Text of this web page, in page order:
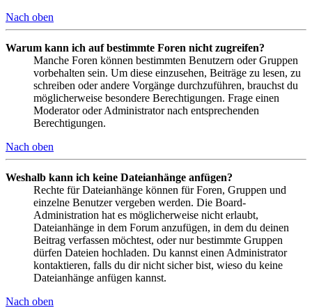
Nach oben
Warum kann ich auf bestimmte Foren nicht zugreifen?
Manche Foren können bestimmten Benutzern oder Gruppen
vorbehalten sein. Um diese einzusehen, Beiträge zu lesen, zu
schreiben oder andere Vorgänge durchzuführen, brauchst du
möglicherweise besondere Berechtigungen. Frage einen
Moderator oder Administrator nach entsprechenden
Berechtigungen.
Nach oben
Weshalb kann ich keine Dateianhänge anfügen?
Rechte für Dateianhänge können für Foren, Gruppen und
einzelne Benutzer vergeben werden. Die Board-
Administration hat es möglicherweise nicht erlaubt,
Dateianhänge in dem Forum anzufügen, in dem du deinen
Beitrag verfassen möchtest, oder nur bestimmte Gruppen
dürfen Dateien hochladen. Du kannst einen Administrator
kontaktieren, falls du dir nicht sicher bist, wieso du keine
Dateianhänge anfügen kannst.
Nach oben